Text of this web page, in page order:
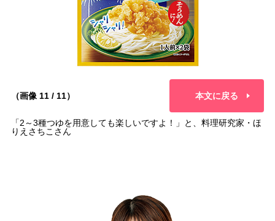
（画像 11 / 11） 本文に戻る
「2～3種つゆを用意しても楽しいですよ！」と、料理研究家・ほ
りえさちこさん